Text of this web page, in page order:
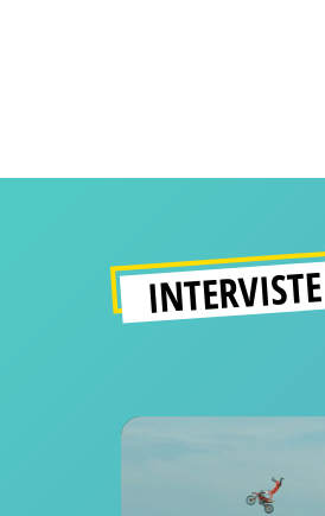
INTERVISTE